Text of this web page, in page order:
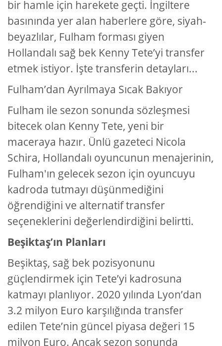
bir hamle için harekete geçti. İngiltere
basınında yer alan haberlere göre, siyah-
beyazlılar, Fulham forması giyen
Hollandalı sağ bek Kenny Tete’yi transfer
etmek istiyor. İşte transferin detayları...
Fulham’dan Ayrılmaya Sıcak Bakıyor
Fulham ile sezon sonunda sözleşmesi
bitecek olan Kenny Tete, yeni bir
maceraya hazır. Ünlü gazeteci Nicola
Schira, Hollandalı oyuncunun menajerinin,
Fulham'ın gelecek sezon için oyuncuyu
kadroda tutmayı düşünmediğini
öğrendiğini ve alternatif transfer
seçeneklerini değerlendirdiğini belirtti.
Beşiktaş’ın Planları
Beşiktaş, sağ bek pozisyonunu
güçlendirmek için Tete’yi kadrosuna
katmayı planlıyor. 2020 yılında Lyon’dan
3.2 milyon Euro karşılığında transfer
edilen Tete’nin güncel piyasa değeri 15
milyon Euro. Ancak sezon sonunda